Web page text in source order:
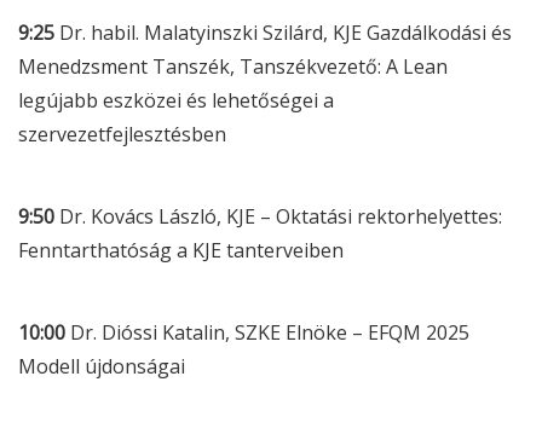
9:25 Dr. habil. Malatyinszki Szilárd, KJE Gazdálkodási és
Menedzsment Tanszék, Tanszékvezető: A Lean
legújabb eszközei és lehetőségei a
szervezetfejlesztésben
9:50 Dr. Kovács László, KJE – Oktatási rektorhelyettes:
Fenntarthatóság a KJE tanterveiben
10:00 Dr. Dióssi Katalin, SZKE Elnöke – EFQM 2025
Modell újdonságai